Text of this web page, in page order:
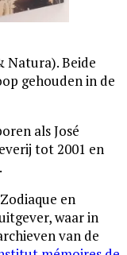
Beide
gehouden in de
als José
tot 2001 en
en
waar in
van de